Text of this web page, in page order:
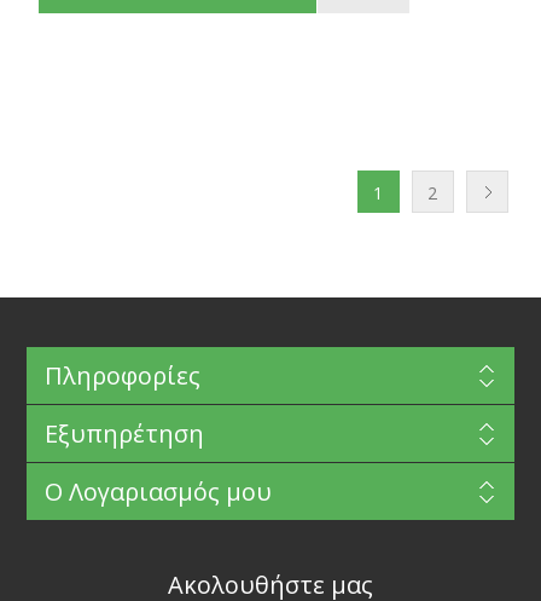
1 2
Πληροφορίες
Εξυπηρέτηση
Ο Λογαριασμός μου
Ακολουθήστε μας